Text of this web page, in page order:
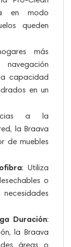
en modo
queden
más
capacidad
en un
a la
la Braava
de muebles
: Utiliza
o
Duración:
la Braava
áreas o